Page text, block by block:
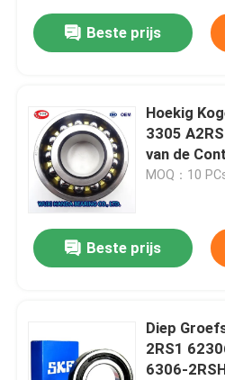
Producten
Ongeveer ons
Fabrieksreis
Contacteer ons
Beste prijs
Hoekig
3305
van de
MOQ：10
Beste prijs
Diep
2RS1
6306-